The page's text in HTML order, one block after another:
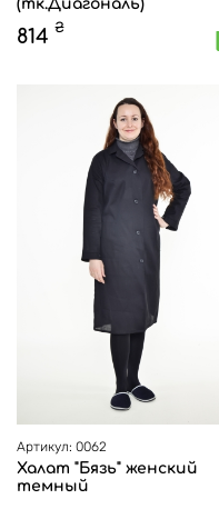
(тк.Диагональ)
814 ₴
Артикул: 0062
Халат "Бязь" женский
темный